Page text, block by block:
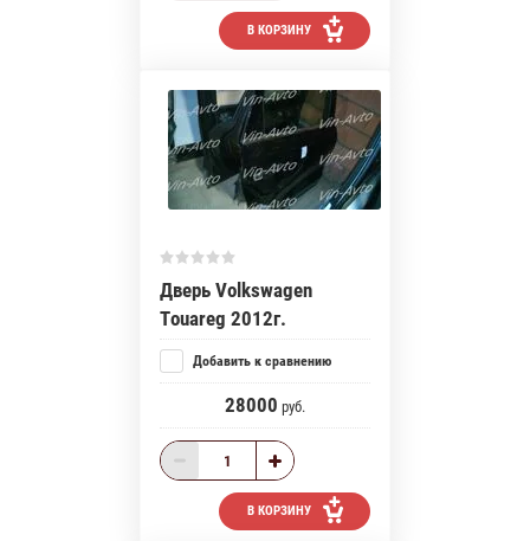
В КОРЗИНУ
Дверь Volkswagen
Touareg 2012г.
Добавить к сравнению
28000 руб.
В КОРЗИНУ